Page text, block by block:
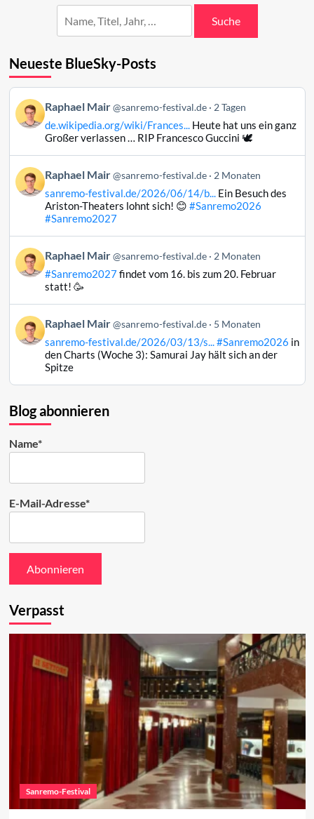
Suche
Neueste BlueSky-Posts
Beitrag
von
Raphael
Bluesky
ansehen
Raphael Mair @sanremo-festival.de 2 Tagen
de.wikipedia.org/wiki/Frances...Heute hat uns ein ganz
Großer verlassen … RIP Francesco Guccini 🕊️
Beitrag
von
Raphael
ansehen
Raphael Mair @sanremo-festival.de 2 Monaten
sanremo-festival.de/2026/06/14/b...Ein Besuch des
Ariston-Theaters lohnt sich! 😊 #Sanremo2026
#Sanremo2027
Beitrag
von
Raphael
Bluesky
ansehen
Raphael Mair @sanremo-festival.de 2 Monaten
#Sanremo2027findet vom 16. bis zum 20. Februar
statt! 🥳
Beitrag
von
Raphael
ansehen
Raphael Mair @sanremo-festival.de 5 Monaten
sanremo-festival.de/2026/03/13/s...#Sanremo2026 in
den Charts (Woche 3): Samurai Jay hält sich an der
Spitze
Blog abonnieren
Name*
E-Mail-Adresse*
Verpasst
Sanremo-Festival